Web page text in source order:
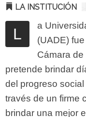
LA INSTITUCIÓN
L
a
(UADE)
Cámara
pretende brindar
del progreso
través de un firme
brindar una mejor